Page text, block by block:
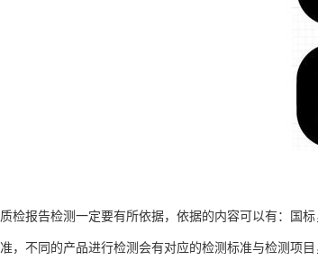
质检报告检测一定要有所依据，依据的内容可以有：国
准，不同的产品进行检测会有对应的检测标准与检测项